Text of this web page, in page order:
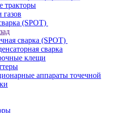
тракторы
газов
(SPOT)
сварка (SPOT)
сварка
клещи
аппараты точечной